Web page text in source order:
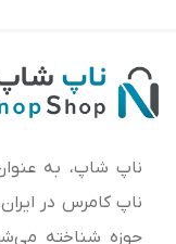
ناپ شاپ، به
ناپ کامرس در
حوزه شناخته